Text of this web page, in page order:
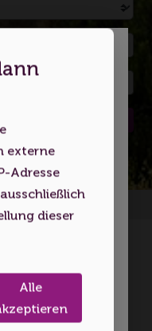
für
nutzen,
18
das
haben.
älter
externe
Adresse
dieser
Alle